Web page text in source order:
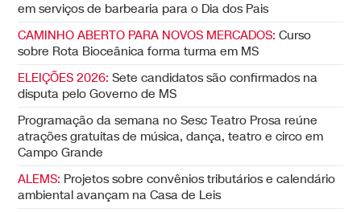
em serviços de barbearia para o Dia dos Pais
CAMINHO ABERTO PARA NOVOS MERCADOS: Curso
sobre Rota Bioceânica forma turma em MS
ELEIÇÕES 2026: Sete candidatos são confirmados na
disputa pelo Governo de MS
Programação da semana no Sesc Teatro Prosa reúne
atrações gratuitas de música, dança, teatro e circo em
Campo Grande
ALEMS: Projetos sobre convênios tributários e calendário
ambiental avançam na Casa de Leis